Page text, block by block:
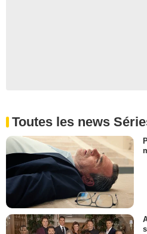
Toutes les news